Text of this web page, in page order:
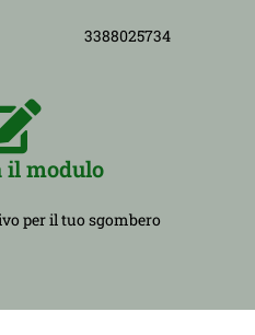
3388025734
il modulo
per il tuo sgombero